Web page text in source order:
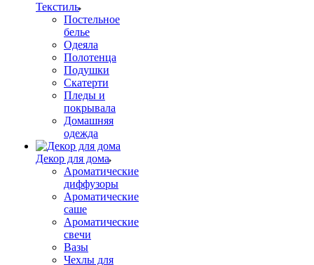
Текстиль
Постельное
белье
Одеяла
Полотенца
Подушки
Скатерти
Пледы и
покрывала
Домашняя
одежда
Декор для дома
Ароматические
диффузоры
Ароматические
саше
Ароматические
свечи
Вазы
Чехлы для